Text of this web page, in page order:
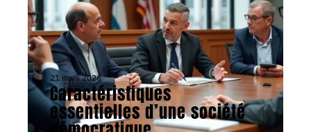
21 mars 2026
Caractéristiques
essentielles d’une société